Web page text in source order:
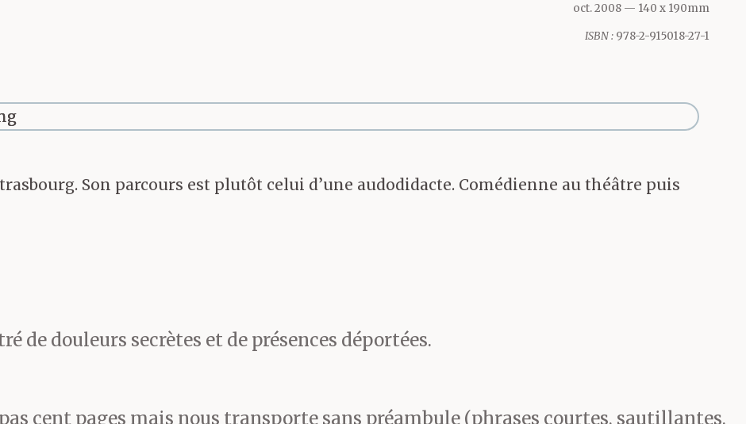
oct. 2008 — 140 x 190mm
ISBN : 978-2-915018-27-1
Son parcours est plutôt celui d’une audodidacte. Comédienne au théâtre puis
de douleurs secrètes et de présences déportées.
cent pages mais nous transporte sans préambule (phrases courtes, sautillantes,